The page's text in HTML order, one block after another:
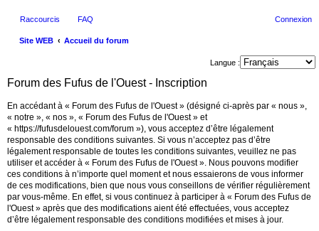
Raccourcis FAQ Connexion
Site WEB
Accueil du forum
ec
er
Langue :
Forum des Fufus de l'Ouest - Inscription
En accédant à « Forum des Fufus de l'Ouest » (désigné ci-après par « nous »,
« notre », « nos », « Forum des Fufus de l'Ouest » et
« https://fufusdelouest.com/forum »), vous acceptez d’être légalement
responsable des conditions suivantes. Si vous n’acceptez pas d’être
légalement responsable de toutes les conditions suivantes, veuillez ne pas
utiliser et accéder à « Forum des Fufus de l'Ouest ». Nous pouvons modifier
ces conditions à n’importe quel moment et nous essaierons de vous informer
de ces modifications, bien que nous vous conseillons de vérifier régulièrement
par vous-même. En effet, si vous continuez à participer à « Forum des Fufus de
l'Ouest » après que des modifications aient été effectuées, vous acceptez
d’être légalement responsable des conditions modifiées et mises à jour.